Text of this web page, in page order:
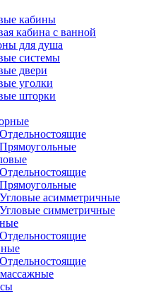
кабины
кабина с ванной
для душа
системы
двери
уголки
шторки
Отдельностоящие
Прямоугольные
Отдельностоящие
Прямоугольные
Угловые асимметричные
Угловые симметричные
Отдельностоящие
Отдельностоящие